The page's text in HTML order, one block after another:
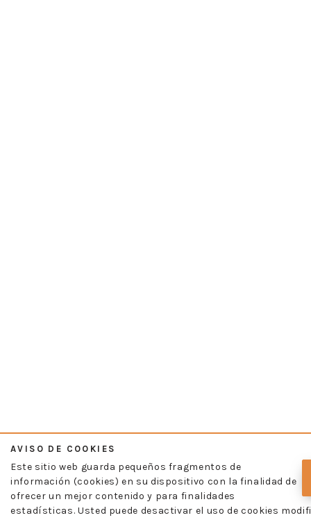
AVISO DE COOKIES
Este sitio web guarda pequeños fragmentos de
información (cookies) en su dispositivo con la finalidad de
ofrecer un mejor contenido y para finalidades
estadísticas. Usted puede desactivar el uso de cookies